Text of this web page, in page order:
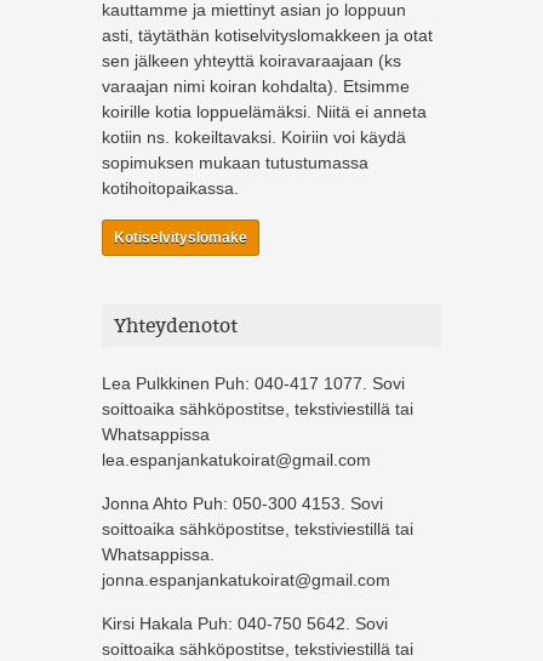
kauttamme ja miettinyt asian jo loppuun
asti, täytäthän kotiselvityslomakkeen ja otat
sen jälkeen yhteyttä koiravaraajaan (ks
varaajan nimi koiran kohdalta). Etsimme
koirille kotia loppuelämäksi. Niitä ei anneta
kotiin ns. kokeiltavaksi. Koiriin voi käydä
sopimuksen mukaan tutustumassa
kotihoitopaikassa.
Kotiselvityslomake
Yhteydenotot
Lea Pulkkinen Puh: 040-417 1077. Sovi
soittoaika sähköpostitse, tekstiviestillä tai
Whatsappissa
lea.espanjankatukoirat@gmail.com
Jonna Ahto Puh: 050-300 4153. Sovi
soittoaika sähköpostitse, tekstiviestillä tai
Whatsappissa.
jonna.espanjankatukoirat@gmail.com
Kirsi Hakala Puh: 040-750 5642. Sovi
soittoaika sähköpostitse, tekstiviestillä tai